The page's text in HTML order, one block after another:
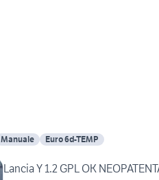
Manuale Euro 6d-TEMP
Lancia Y 1.2 GPL OK